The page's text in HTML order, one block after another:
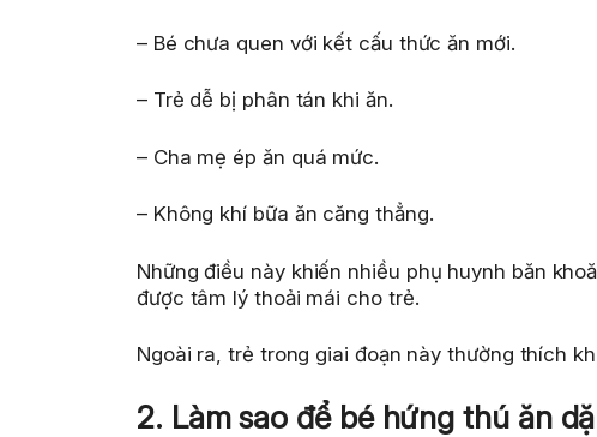
– Bé chưa quen với kết cấu thức ăn mới.
– Trẻ dễ bị phân tán khi ăn.
– Cha mẹ ép ăn quá mức.
– Không khí bữa ăn căng thẳng.
Những điều này khiến nhiều phụ huynh băn
được tâm lý thoải mái cho trẻ.
Ngoài ra, trẻ trong giai đoạn này thường thích
2. Làm sao để bé hứng thú ăn